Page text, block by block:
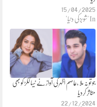
15/04/2025
In "شوبز کی دنیا"
جو تو نہ ملا ،عاصم اظہر کی آواز نے نیہا ککڑ کو بھی
متاثر کردیا
22/12/2024